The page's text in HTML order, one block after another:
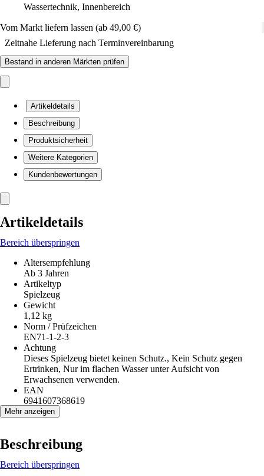
Wassertechnik, Innenbereich
Vom Markt liefern lassen (ab 49,00 €)
Zeitnahe Lieferung nach Terminvereinbarung
Bestand in anderen Märkten prüfen
Artikeldetails
Beschreibung
Produktsicherheit
Weitere Kategorien
Kundenbewertungen
Artikeldetails
Bereich überspringen
Altersempfehlung
Ab 3 Jahren
Artikeltyp
Spielzeug
Gewicht
1,12 kg
Norm / Prüfzeichen
EN71-1-2-3
Achtung
Dieses Spielzeug bietet keinen Schutz., Kein Schutz gegen
Ertrinken, Nur im flachen Wasser unter Aufsicht von
Erwachsenen verwenden.
EAN
6941607368619
Mehr anzeigen
Beschreibung
Bereich überspringen